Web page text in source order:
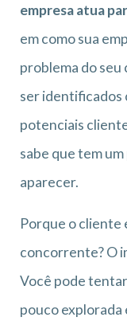
empresa atua
em como sua
problema do
ser identificados
potenciais
sabe que tem
aparecer.
Porque o cliente
concorrente? O
Você pode
pouco explorada